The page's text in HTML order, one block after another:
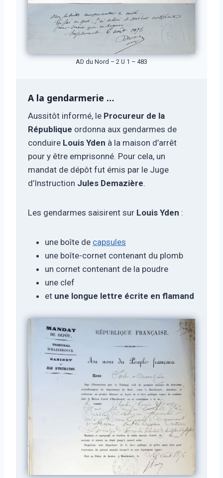
AD du Nord – 2 U 1 – 483
A la gendarmerie …
Aussitôt informé, le Procureur de la
République ordonna aux gendarmes de
conduire Louis Yden à la maison d’arrêt
pour y être emprisonné. Pour cela, un
mandat de dépôt fut émis par le Juge
d’Instruction Jules Demazière.
Les gendarmes saisirent sur Louis Yden :
une boîte de capsules
une boîte-cornet contenant du plomb
un cornet contenant de la poudre
une clef
et une longue lettre écrite en flamand